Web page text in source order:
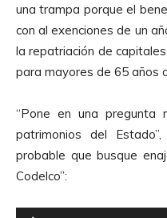
t
o
r
d
A
u
d
o
una trampa porque el
con al exenciones de un
la repatriación de
para mayores de 65 años
“Pone en una pregunta
patrimonios del
probable que busque
Codelco”: